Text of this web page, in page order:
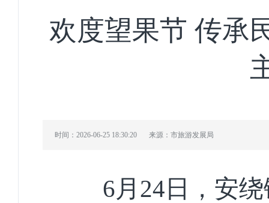
欢度望果节 传
时间：2026-06-25 18:30:20 来源：市旅游发展局
6月24日，安绕